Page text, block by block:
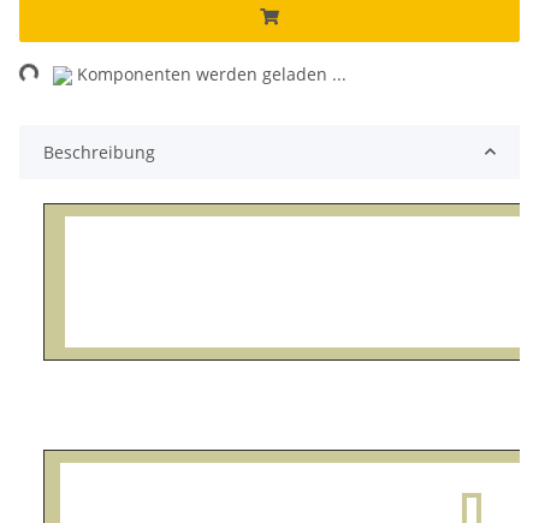
Loading... Komponenten werden geladen ...
Beschreibung